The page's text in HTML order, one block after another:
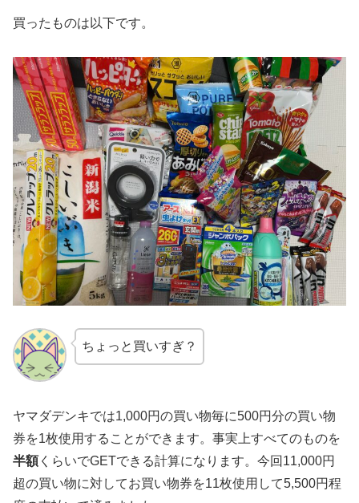
買ったものは以下です。
ちょっと買いすぎ？
ヤマダデンキでは1,000円の買い物毎に500円分の買い物
券を1枚使用することができます。事実上すべてのものを
半額くらいでGETできる計算になります。今回11,000円
超の買い物に対してお買い物券を11枚使用して5,500円程